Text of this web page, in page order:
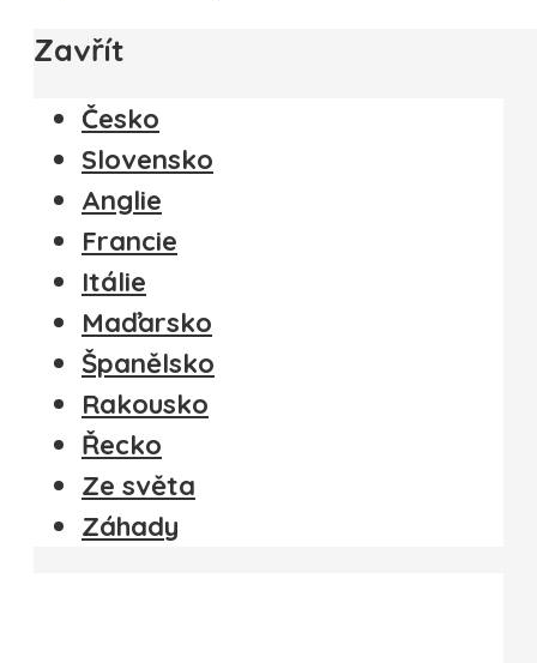
Zavřít
Česko
Slovensko
Anglie
Francie
Itálie
Maďarsko
Španělsko
Rakousko
Řecko
Ze světa
Záhady